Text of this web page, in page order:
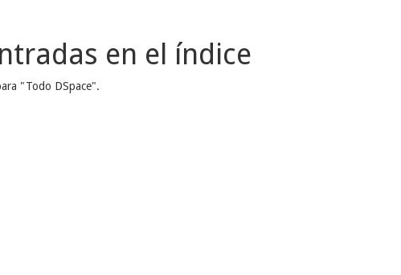
en el índice
"Todo DSpace".